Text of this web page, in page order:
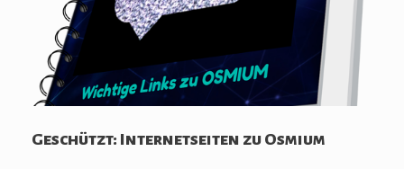
Geschützt: Internetseiten zu Osmium